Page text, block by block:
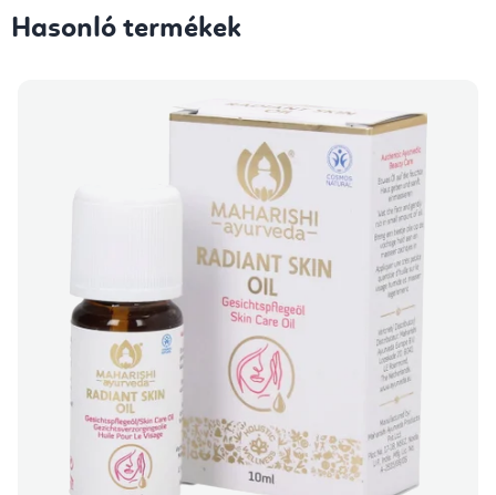
Hasonló termékek